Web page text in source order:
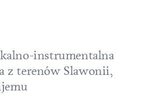
instrumentalna
z terenów Slawonii,